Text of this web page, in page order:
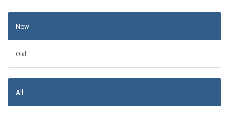
New
Old
All